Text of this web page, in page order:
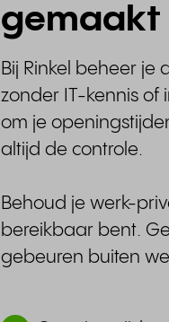
gemaakt
Bij Rinkel beheer je
zonder IT-kennis of
om je
altijd de controle.
Behoud je werk-
bereikbaar bent.
gebeuren buiten